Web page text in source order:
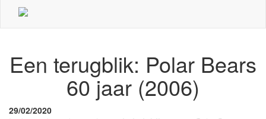
Een terugblik: Polar Bears
60 jaar (2006)
29/02/2020